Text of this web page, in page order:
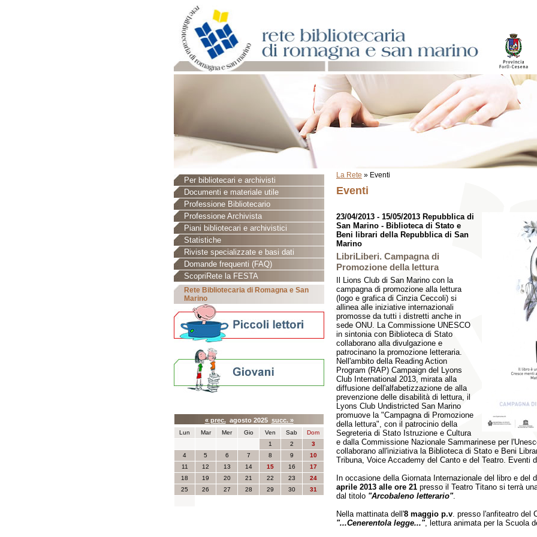
La Rete » Eventi
Eventi
23/04/2013 - 15/05/2013 Repubblica di
San Marino - Biblioteca di Stato e
Beni librari della Repubblica di San
Marino
LibriLiberi. Campagna di
Promozione della lettura
Il Lions Club di San Marino con la
campagna di promozione alla lettura
(logo e grafica di Cinzia Ceccoli) si
allinea alle iniziative internazionali
promosse da tutti i distretti anche in
sede ONU. La Commissione UNESCO
in sintonia con Biblioteca di Stato
collaborano alla divulgazione e
patrocinano la promozione letteraria.
Nell'ambito della Reading Action
Program (RAP) Campaign del Lyons
Club International 2013, mirata alla
diffusione dell'alfabetizzazione de alla
prevenzione delle disabilità di lettura, il
Lyons Club Undistricted San Marino
promuove la "Campagna di Promozione
della lettura", con il patrocinio della
Segreteria di Stato Istruzione e Cultura
e dalla Commissione Nazionale Sammarinese per
collaborano all'iniziativa la Biblioteca di Stato e Beni
Tribuna, Voice Accademy del Canto e del Teatro. Eventi
In occasione della Giornata Internazionale del libro e del
aprile 2013 alle ore 21 presso il Teatro Titano si terrà
dal titolo "Arcobaleno letterario".
Nella mattinata dell'8 maggio p.v. presso l'anfiteatro del
"...Cenerentola legge...", lettura animata per la Scuola
Per bibliotecari e archivisti
Documenti e materiale utile
Professione Bibliotecario
Professione Archivista
Piani bibliotecari e archivistici
Statistiche
Riviste specializzate e basi dati
Domande frequenti (FAQ)
ScopriRete la FESTA
Rete Bibliotecaria di Romagna e San
Marino
« prec.agosto 2025 succ. »
Lun Mar Mer Gio Ven Sab
Dom
1
2
3
4
5 6 7 8 9
10
11
12 13 14 15 16
17
18
19 20 21 22 23
24
25
26 27 28 29 30 31